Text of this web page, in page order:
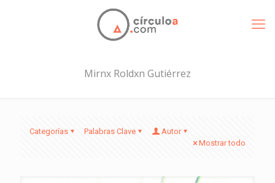
Mirnx Roldxn Gutiérrez
Categorías Palabras Clave
Autor
Mostrar todo